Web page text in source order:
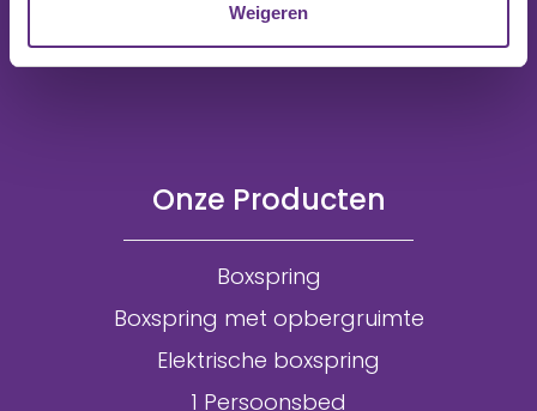
Weigeren
Onze Producten
Boxspring
Boxspring met opbergruimte
Elektrische boxspring
1 Persoonsbed